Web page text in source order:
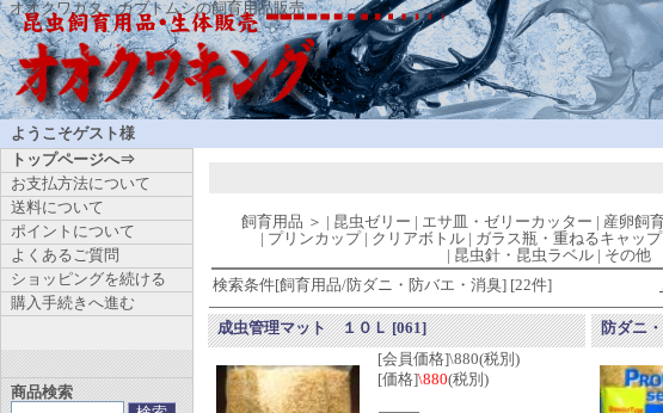
オオクワガタ・カブトムシの飼育用品販売
ようこそゲスト様
飼育用品 ＞ | 昆虫ゼリー | エサ皿・ゼリーカッター | 産卵飼
| プリンカップ | クリアボトル | ガラス瓶・重ねるキャップ
| 昆虫針・昆虫ラベル | その他
検索条件[飼育用品/防ダニ・防バエ・消臭] [22件]
成虫管理マット １０Ｌ[061]
[会員価格]\880(税別)
[価格]\880(税別)
防ダニ
トップページへ⇒
お支払方法について
送料について
ポイントについて
よくあるご質問
ショッピングを続ける
購入手続きへ進む
商品検索